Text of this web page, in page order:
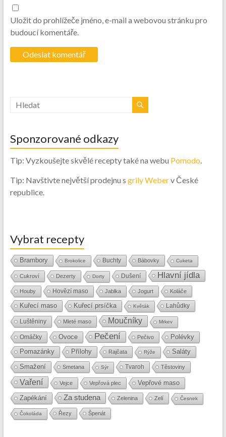
Uložit do prohlížeče jméno, e-mail a webovou stránku pro
budoucí komentáře.
Sponzorované odkazy
Tip: Vyzkoušejte skvělé recepty také na webu Pomodo.
Tip: Navštivte největší prodejnu s grily Weberv České
republice.
Vybrat recepty
Brambory Brokolice Buchty Bábovky Cuketa
Cukroví Dezerty Dorty Dušení Hlavní jídla
Houby Hovězí maso Jablka Jogurt Koláče
Kuřecí maso Kuřecí prsíčka Květák Lahůdky
Luštěniny Mleté maso Moučníky Mrkev
Omáčky Ovoce Pečení Pečivo Polévky
Pomazánky Přílohy Rajčata Rýže
Saláty
Smažení
Smetana Sýr Tvaroh Těstoviny
Vaření Vejce Vepřová plec
Vepřové maso
Zapékání
Za studena Zelenina Zelí Česnek
Čokoláda Řezy Špenát